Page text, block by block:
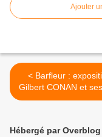
Ajouter
< Barfleur : exposition,
Gilbert CONAN et ses
(2/2)
Hébergé par Overblog